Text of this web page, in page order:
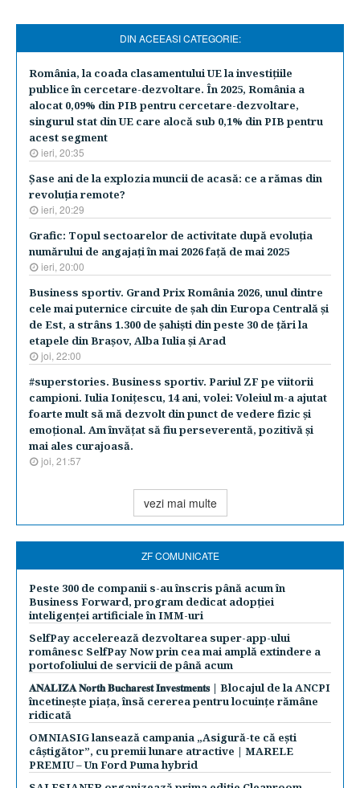
DIN ACEEASI CATEGORIE:
România, la coada clasamentului UE la investiţiile
publice în cercetare-dezvoltare. În 2025, România a
alocat 0,09% din PIB pentru cercetare-dezvoltare,
singurul stat din UE care alocă sub 0,1% din PIB pentru
acest segment
ieri, 20:35
Şase ani de la explozia muncii de acasă: ce a rămas din
revoluţia remote?
ieri, 20:29
Grafic: Topul sectoarelor de activitate după evoluţia
numărului de angajaţi în mai 2026 faţă de mai 2025
ieri, 20:00
Business sportiv. Grand Prix România 2026, unul dintre
cele mai puternice circuite de şah din Europa Centrală şi
de Est, a strâns 1.300 de şahişti din peste 30 de ţări la
etapele din Braşov, Alba Iulia şi Arad
joi, 22:00
#superstories. Business sportiv. Pariul ZF pe viitorii
campioni. Iulia Ioniţescu, 14 ani, volei: Voleiul m-a ajutat
foarte mult să mă dezvolt din punct de vedere fizic şi
emoţional. Am învăţat să fiu perseverentă, pozitivă şi
mai ales curajoasă.
joi, 21:57
vezi mai multe
ZF COMUNICATE
Peste 300 de companii s-au înscris până acum în
Business Forward, program dedicat adopției
inteligenței artificiale în IMM-uri
SelfPay accelerează dezvoltarea super-app-ului
românesc SelfPay Now prin cea mai amplă extindere a
portofoliului de servicii de până acum
𝐀𝐍𝐀𝐋𝐈𝐙𝐀 𝐍𝐨𝐫𝐭𝐡 𝐁𝐮𝐜𝐡𝐚𝐫𝐞𝐬𝐭 𝐈𝐧𝐯𝐞𝐬𝐭𝐦𝐞𝐧𝐭𝐬 | Blocajul de la ANCPI
încetinește piața, însă cererea pentru locuințe rămâne
ridicată
OMNIASIG lansează campania „Asigură-te că ești
câștigător”, cu premii lunare atractive | MARELE
PREMIU – Un Ford Puma hybrid